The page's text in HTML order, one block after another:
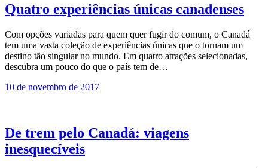
Quatro experiências únicas canadenses
Com opções variadas para quem quer fugir do comum, o Canadá
tem uma vasta coleção de experiências únicas que o tornam um
destino tão singular no mundo. Em quatro atrações selecionadas,
descubra um pouco do que o país tem de…
10 de novembro de 2017
De trem pelo Canadá: viagens
inesquecíveis